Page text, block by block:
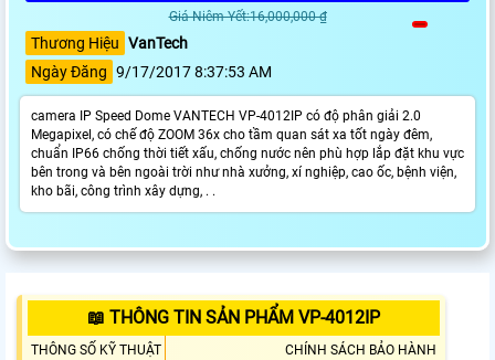
Giá Niêm Yết:16,000,000 ₫
Thương Hiệu VanTech
Ngày Đăng 9/17/2017 8:37:53 AM
camera IP Speed Dome VANTECH VP-4012IP có độ phân giải 2.0
Megapixel, có chế độ ZOOM 36x cho tầm quan sát xa tốt ngày đêm,
chuẩn IP66 chống thời tiết xấu, chống nước nên phù hợp lắp đặt khu vực
bên trong và bên ngoài trời như nhà xưởng, xí nghiệp, cao ốc, bệnh viện,
kho bãi, công trình xây dựng, . .
📖 THÔNG TIN SẢN PHẨM VP-4012IP
THÔNG SỐ KỸ THUẬT CHÍNH SÁCH BẢO HÀNH